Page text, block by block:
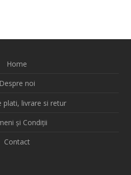
Home
Despre noi
plati, livrare si retur
și Condiții
Contact